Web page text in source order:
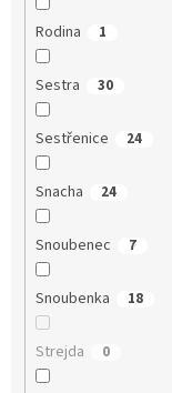
Rodina 1
Sestra 30
Sestřenice 24
Snacha 24
Snoubenec 7
Snoubenka 18
Strejda 0